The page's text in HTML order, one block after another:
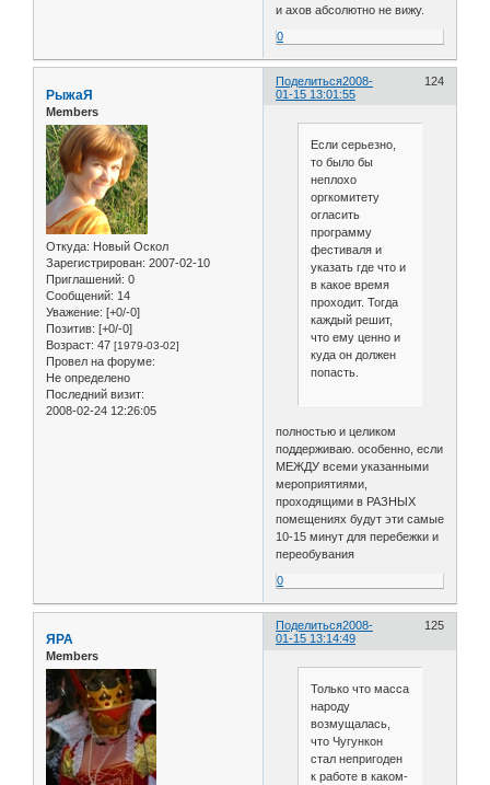
и ахов абсолютно не вижу.
0
Поделиться 124
2008-
01-15 13:01:55
РыжаЯ
Members
Откуда: Новый Оскол
Зарегистрирован: 2007-02-10
Приглашений: 0
Сообщений: 14
Уважение: [+0/-0]
Позитив: [+0/-0]
Возраст: 47 [1979-03-02]
Провел на форуме:
Не определено
Последний визит:
2008-02-24 12:26:05
Если серьезно,
то было бы
неплохо
оргкомитету
огласить
программу
фестиваля и
указать где что и
в какое время
проходит. Тогда
каждый решит,
что ему ценно и
куда он должен
попасть.
полностью и целиком
поддерживаю. особенно, если
МЕЖДУ всеми указанными
мероприятиями,
проходящими в РАЗНЫХ
помещениях будут эти самые
10-15 минут для перебежки и
переобувания
0
Поделиться 125
2008-
01-15 13:14:49
ЯРА
Members
Только что масса
народу
возмущалась,
что Чугункон
стал непригоден
к работе в каком-